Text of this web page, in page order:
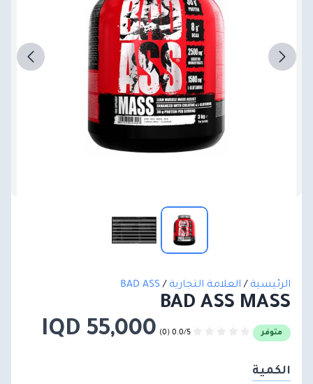
الرئيسية/العلامة التجارية/
BAD ASS
BAD ASS MASS
متوفر 55,000 IQD
الكمية